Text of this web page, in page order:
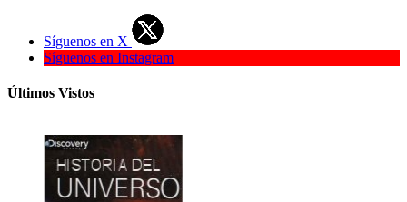
Síguenos en X
Síguenos en Instagram
Últimos Vistos